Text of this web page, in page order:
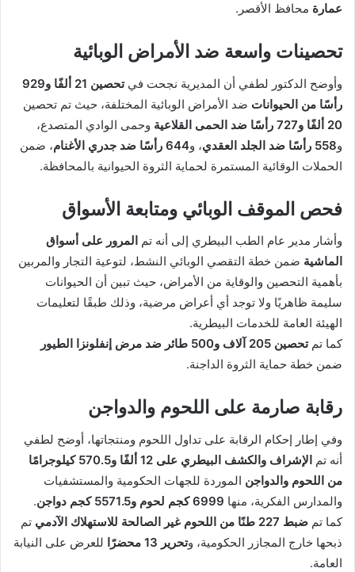
عمارة محافظ الأقصر.
تحصينات واسعة ضد الأمراض الوبائية
وأوضح الدكتور لطفي أن المديرية نجحت في
تحصين 21 ألفًا و929
رأسًا من الحيوانات ضد الأمراض الوبائية المختلفة، حيث تم تحصين
20 ألفًا و727 رأسًا ضد الحمى القلاعية
وحمى الوادي المتصدع،
و558 رأسًا ضد الجلد العقدي ، و644 رأسًا ضد جدري الأغنام
، ضمن
الحملات الوقائية المستمرة لحماية الثروة الحيوانية بالمحافظة.
فحص الموقف الوبائي ومتابعة الأسواق
وأشار مدير عام الطب البيطري إلى أنه تم المرور على أسواق
الماشية ضمن خطة التقصي الوبائي النشط، لتوعية التجار والمربين
بأهمية التحصين والوقاية من الأمراض، حيث تبين أن الحيوانات
سليمة ظاهريًا ولا توجد أي أعراض مرضية، وذلك طبقًا لتعليمات
الهيئة العامة للخدمات البيطرية.
كما تمتحصين 205 آلاف و500 طائر ضد مرض إنفلونزا الطيور
ضمن خطة حماية الثروة الداجنة.
رقابة صارمة على اللحوم والدواجن
وفي إطار إحكام الرقابة على تداول اللحوم ومنتجاتها، أوضح لطفي
أنه تم
الإشراف والكشف البيطري على 12 ألفًا و570.5 كيلوجرامًا
من اللحوم والدواجن الموردة للجهات الحكومية والمستشفيات
والمدارس الفكرية، منها 6999 كجم لحوم و5571.5 كجم دواجن
.
كما تم ضبط 227 طنًا من اللحوم غير الصالحة للاستهلاك الآدمي
تم
ذبحها خارج المجازر الحكومية، وتحرير 13 محضرًا
للعرض على النيابة
العامة.